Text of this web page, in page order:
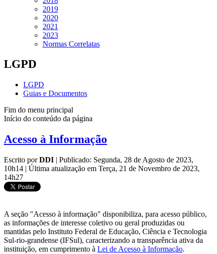
2019
2020
2021
2023
Normas Correlatas
LGPD
LGPD
Guias e Documentos
Fim do menu principal
Início do conteúdo da página
Acesso à Informação
Escrito porDDI | Publicado: Segunda, 28 de Agosto de 2023,
10h14 | Última atualização em Terça, 21 de Novembro de 2023,
14h27
A seção "Acesso à informação" disponibiliza, para acesso público,
as informações de interesse coletivo ou geral produzidas ou
mantidas pelo Instituto Federal de Educação, Ciência e Tecnologia
Sul-rio-grandense (IFSul), caracterizando a transparência ativa da
instituição, em cumprimento à Lei de Acesso à Informação.